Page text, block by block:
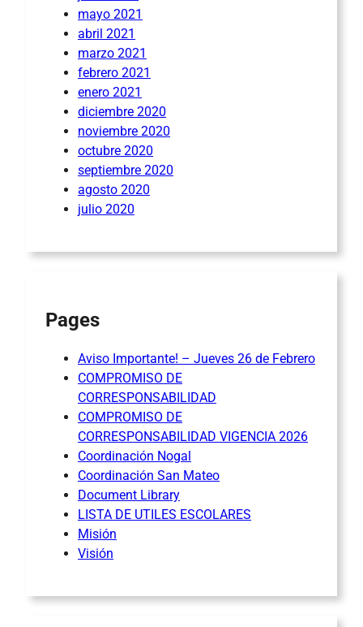
mayo 2021
abril 2021
marzo 2021
febrero 2021
enero 2021
diciembre 2020
noviembre 2020
octubre 2020
septiembre 2020
agosto 2020
julio 2020
Pages
Aviso Importante! – Jueves 26 de Febrero
COMPROMISO DE
CORRESPONSABILIDAD
COMPROMISO DE
CORRESPONSABILIDAD VIGENCIA 2026
Coordinación Nogal
Coordinación San Mateo
Document Library
LISTA DE UTILES ESCOLARES
Misión
Visión